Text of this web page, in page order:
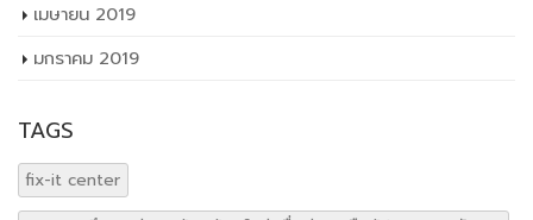
เมษายน 2019
มกราคม 2019
TAGS
fix-it center